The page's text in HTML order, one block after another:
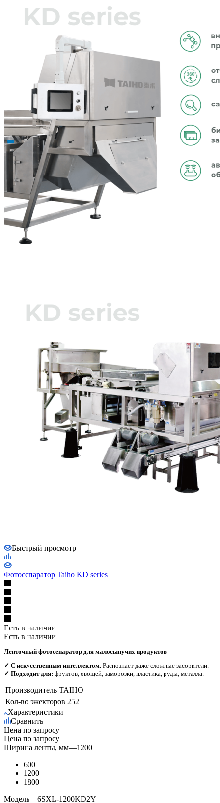
Быстрый просмотр
Фотосепаратор Taiho KD series
Есть в наличии
Есть в наличии
Ленточный фотосепаратор для малосыпучих продуктов
✓ С искусственным интеллектом. Распознает даже сложные засорители.
✓ Подходит для: фруктов, овощей, заморозки, пластика, руды, металла.
Производитель TAIHO
Кол-во эжекторов 252
Характеристики
Сравнить
Цена по запросу
Цена по запросу
Ширина ленты, мм—1200
600
1200
1800
Модель—6SXL-1200KD2Y